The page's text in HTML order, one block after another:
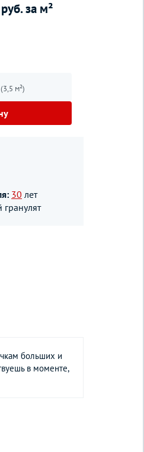
руб. за м²
(3,5 м²)
30 лет
гранулят
больших и
в моменте,